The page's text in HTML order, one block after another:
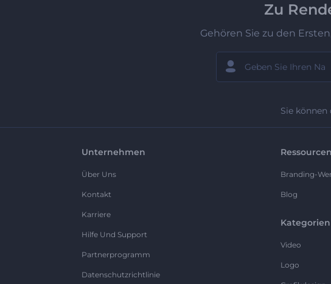
Zu
Gehören Sie zu den
Sie
Unternehmen
Über Uns
Kontakt
Karriere
Hilfe Und Support
Partnerprogramm
Datenschutzrichtlinie
Ressourcen
Branding-
Blog
Kategorien
Video
Logo